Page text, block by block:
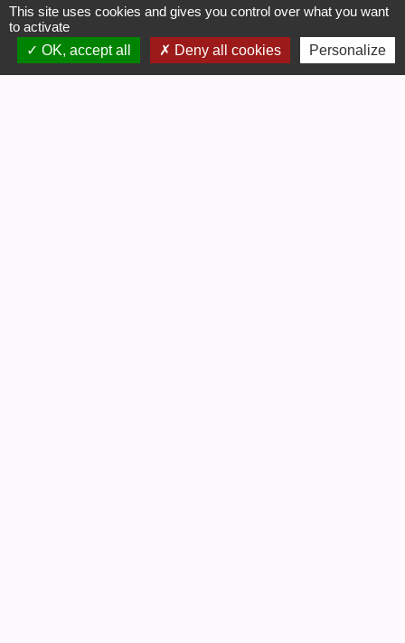
This site uses cookies and gives you control over what you want
to activate
OK, accept all
Deny all cookies Personalize